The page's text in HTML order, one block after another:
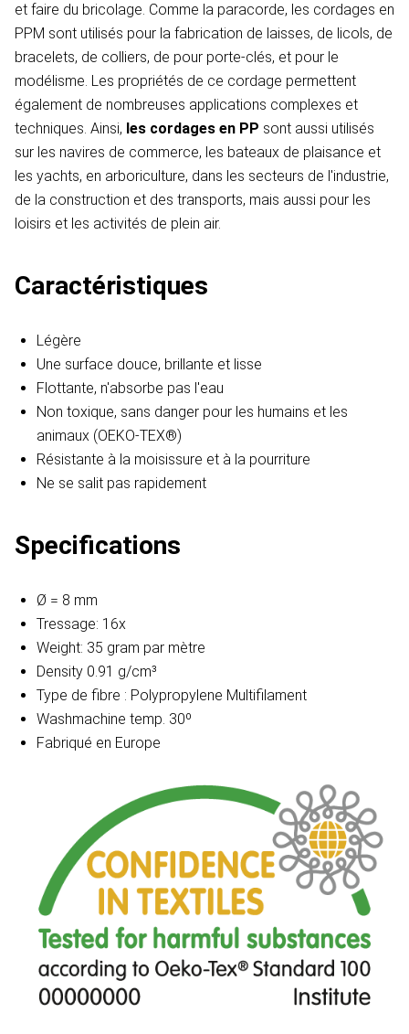
et faire du bricolage. Comme la paracorde, les cordages en
PPM sont utilisés pour la fabrication de laisses, de licols, de
bracelets, de colliers, de pour porte-clés, et pour le
modélisme. Les propriétés de ce cordage permettent
également de nombreuses applications complexes et
techniques. Ainsi, les cordages en PP sont aussi utilisés
sur les navires de commerce, les bateaux de plaisance et
les yachts, en arboriculture, dans les secteurs de l'industrie,
de la construction et des transports, mais aussi pour les
loisirs et les activités de plein air.
Caractéristiques
Légère
Une surface douce, brillante et lisse
Flottante, n'absorbe pas l'eau
Non toxique, sans danger pour les humains et les
animaux (OEKO-TEX®)
Résistante à la moisissure et à la pourriture
Ne se salit pas rapidement
Specifications
Ø = 8 mm
Tressage: 16x
Weight: 35 gram par mètre
Density 0.91 g/cm³
Type de fibre : Polypropylene Multifilament
Washmachine temp. 30º
Fabriqué en Europe